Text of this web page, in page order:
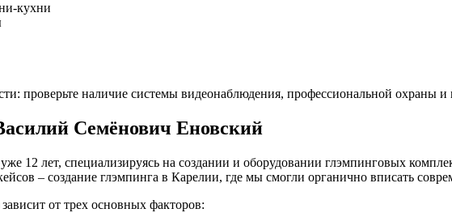
кухни
проверьте наличие системы видеонаблюдения, профессиональной охраны
Семёнович Еновский
12 лет, специализируясь на создании и оборудовании глэмпинговых
– создание глэмпинга в Карелии, где мы смогли органично вписать
от трех основных факторов: